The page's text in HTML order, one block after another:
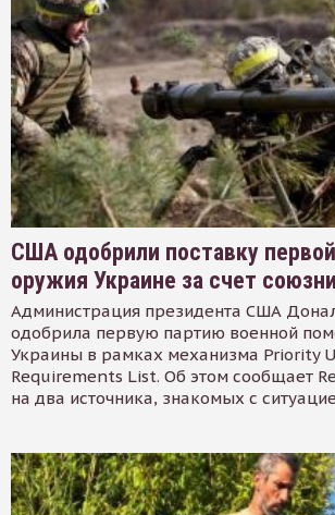
США одобрили поставку
оружия Украине за счет
Администрация президента США
одобрила первую партию военной
Украины в рамках механизма Priority
Requirements List. Об этом сообщает
на два источника, знакомых с